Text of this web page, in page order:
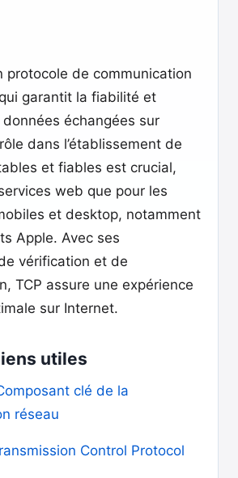
protocole de communication
garantit la fiabilité et
données échangées sur
dans l’établissement de
et fiables est crucial,
web que pour les
et desktop, notamment
Apple. Avec ses
vérification et de
TCP assure une expérience
sur Internet.
utiles
clé de la
réseau
Control Protocol